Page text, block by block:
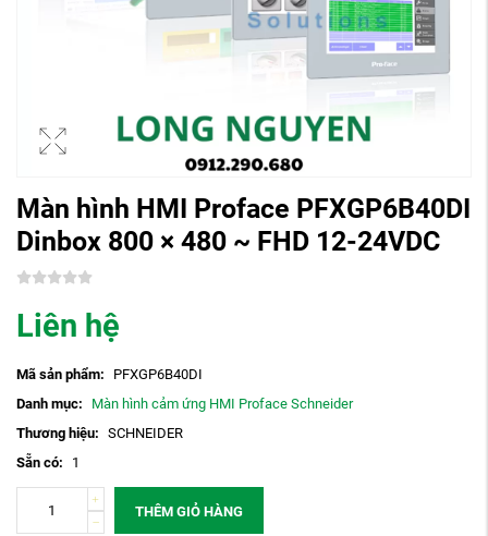
Màn hình HMI Proface PFXGP6B40DI
Dinbox 800 × 480 ~ FHD 12-24VDC
Liên hệ
Mã sản phẩm:
PFXGP6B40DI
Danh mục:
Màn hình cảm ứng HMI Proface Schneider
Thương hiệu: SCHNEIDER
Sẵn có:
1
THÊM GIỎ HÀNG